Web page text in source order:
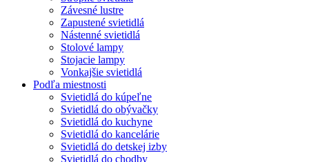
Závesné lustre
Zapustené svietidlá
Nástenné svietidlá
Stolové lampy
Stojacie lampy
Vonkajšie svietidlá
Podľa miestnosti
Svietidlá do kúpeľne
Svietidlá do obývačky
Svietidlá do kuchyne
Svietidlá do kancelárie
Svietidlá do detskej izby
Svietidlá do chodby